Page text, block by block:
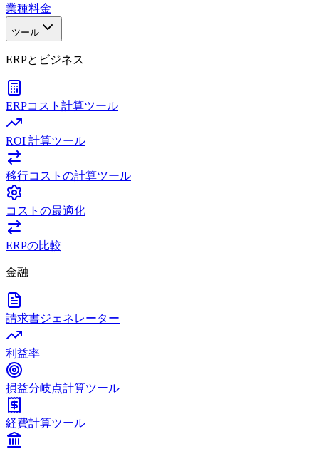
業種料金
ツール
ERPとビジネス
ERPコスト計算ツール
ROI 計算ツール
移行コストの計算ツール
コストの最適化
ERPの比較
金融
請求書ジェネレーター
利益率
損益分岐点計算ツール
経費計算ツール